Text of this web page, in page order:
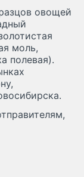
овощей
моль,
полевая).